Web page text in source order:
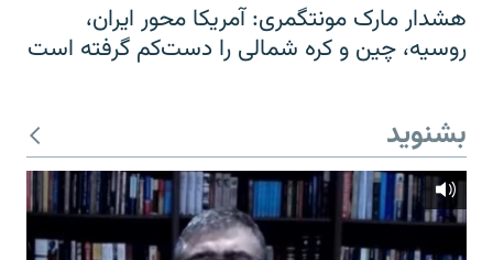
هشدار مارک مونتگمری: آمریکا محور ایران،
روسیه، چین و کره شمالی را دست‌کم گرفته است
بشنوید